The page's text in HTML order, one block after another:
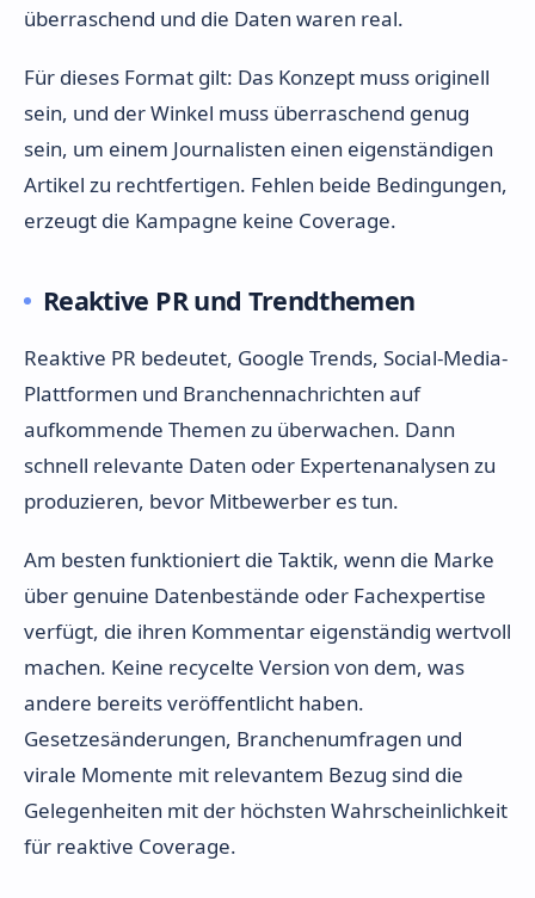
überraschend und die Daten waren real.
Für dieses Format gilt: Das Konzept muss originell
sein, und der Winkel muss überraschend genug
sein, um einem Journalisten einen eigenständigen
Artikel zu rechtfertigen. Fehlen beide Bedingungen,
erzeugt die Kampagne keine Coverage.
Reaktive PR und Trendthemen
Reaktive PR bedeutet, Google Trends, Social-Media-
Plattformen und Branchennachrichten auf
aufkommende Themen zu überwachen. Dann
schnell relevante Daten oder Expertenanalysen zu
produzieren, bevor Mitbewerber es tun.
Am besten funktioniert die Taktik, wenn die Marke
über genuine Datenbestände oder Fachexpertise
verfügt, die ihren Kommentar eigenständig wertvoll
machen. Keine recycelte Version von dem, was
andere bereits veröffentlicht haben.
Gesetzesänderungen, Branchenumfragen und
virale Momente mit relevantem Bezug sind die
Gelegenheiten mit der höchsten Wahrscheinlichkeit
für reaktive Coverage.